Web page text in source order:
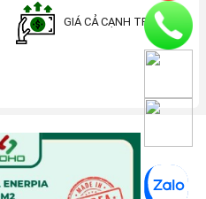
GIÁ CẢ CẠNH TRANH